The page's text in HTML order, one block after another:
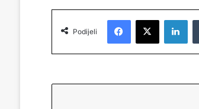
Podijeli
Facebook X LinkedIn